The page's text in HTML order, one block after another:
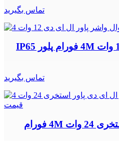
تماس بگیرید
وال واشر پاور ال ای دی 12 وات 4M فورام پلور IP65
تماس بگیرید
پروژکتور ال ای دی پاور استخری 24 وات 4M فورام